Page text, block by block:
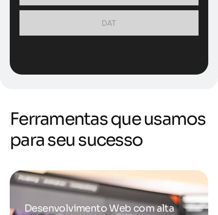
DAT
Ferramentasqueusamos
paraseusucesso
Desenvolvimento Web com alta